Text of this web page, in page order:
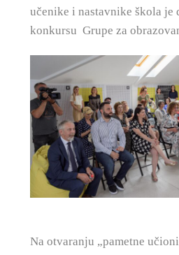
učenike i nastavnike škola je
konkursu Grupe za
Na otvaranju „pametne